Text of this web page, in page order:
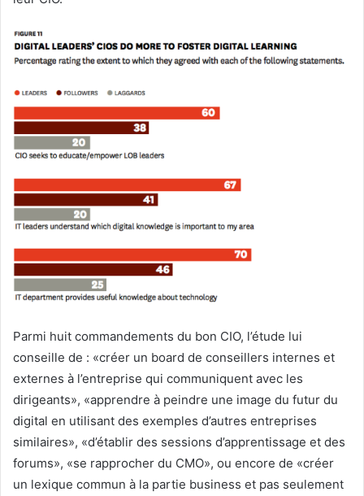
Parmi huit commandements du bon CIO, l’étude lui
conseille de : «créer un board de conseillers internes et
externes à l’entreprise qui communiquent avec les
dirigeants», «apprendre à peindre une image du futur du
digital en utilisant des exemples d’autres entreprises
similaires», «d’établir des sessions d’apprentissage et des
forums», «se rapprocher du CMO», ou encore de «créer
un lexique commun à la partie business et pas seulement